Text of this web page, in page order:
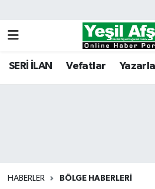
SERİ İLAN Vefatlar
HABERLER BÖLGE HABERLERI
Kahramanmaraş Nöbetçi